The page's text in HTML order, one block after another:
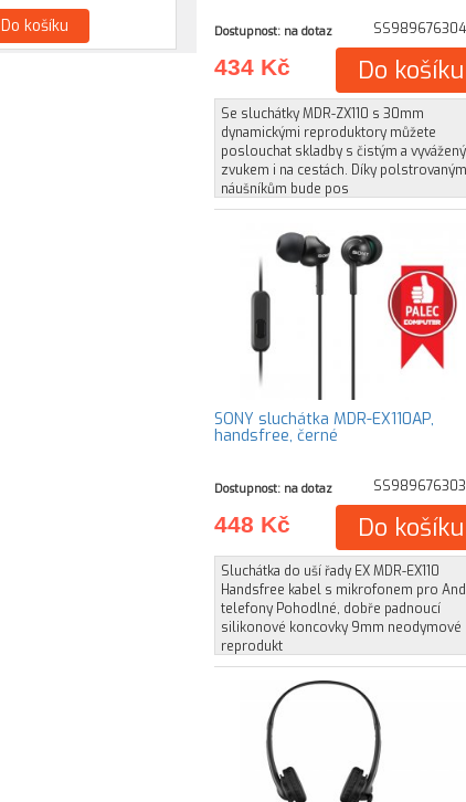
Do košíku Dostupnost: na dotaz
434 Kč Do košíku
Se sluchátky MDR-ZX110 s 30mm
dynamickými reproduktory můžete
poslouchat skladby s čistým a
zvukem i na cestách. Díky polstrovaným
náušníkům bude pos
SONY sluchátka MDR-EX110AP,
handsfree, černé
Dostupnost: na dotaz
448 Kč Do košíku
Sluchátka do uší řady EX MDR-EX110
Handsfree kabel s mikrofonem pro
telefony Pohodlné, dobře padnoucí
silikonové koncovky 9mm neodymové
reprodukt